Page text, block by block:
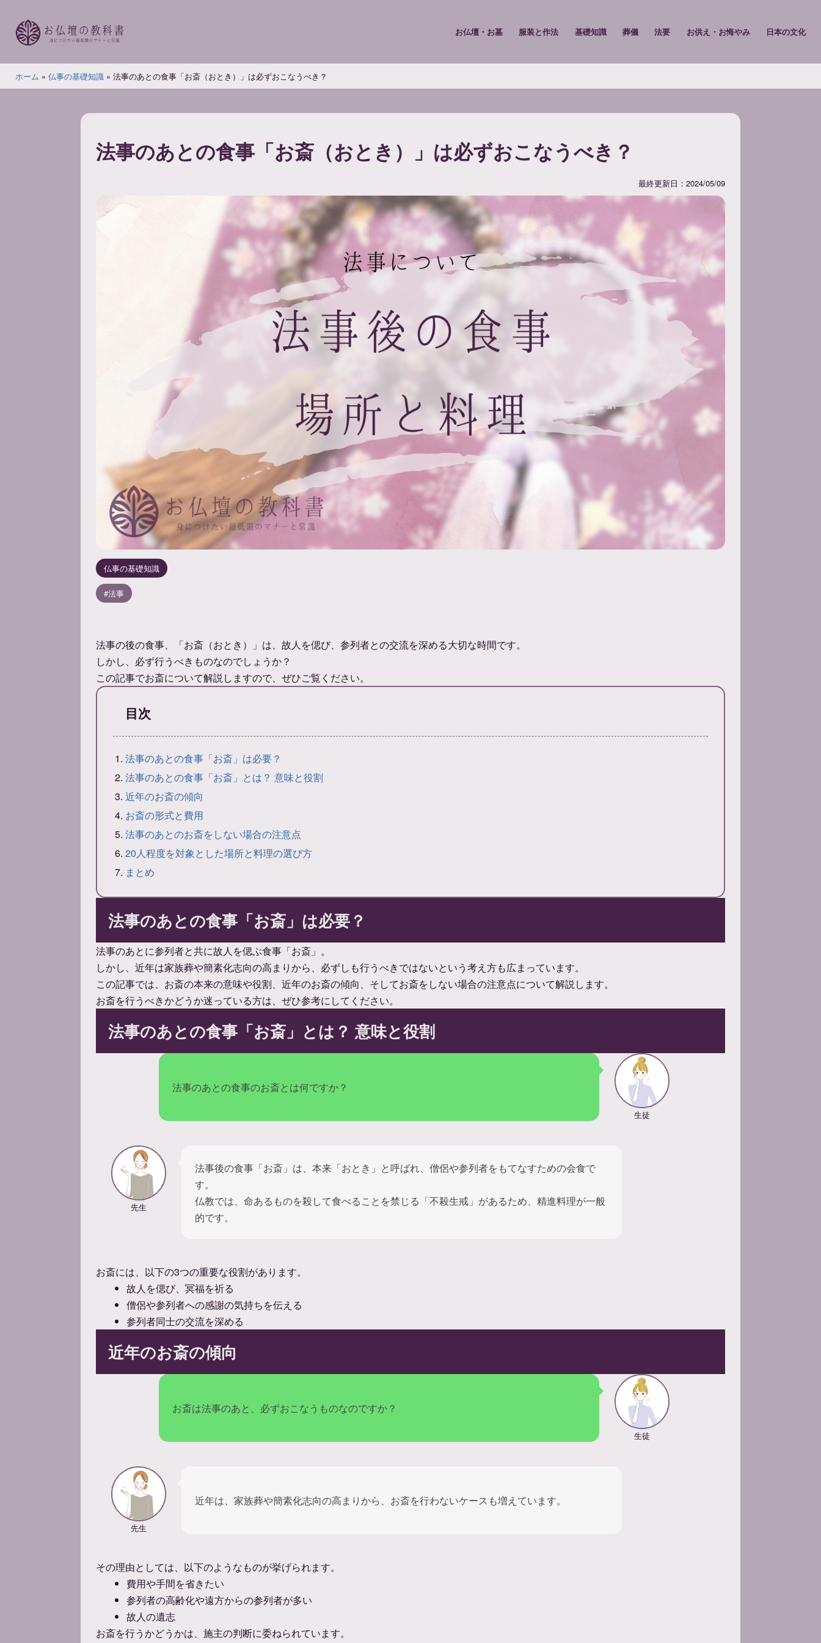
へ
お
仏
お仏壇・お墓 服装と作法 基礎知識 葬儀 法要 お供え・お悔やみ 日本の文化
ホーム » 仏事の基礎知識 » 法事のあとの食事「お斎（おとき）」は必ずおこなうべき？
法事のあとの食事「お斎（おとき）」は必ずおこなうべき？
最終更新日：2024/05/09
仏事の基礎知識
法事
法事の後の食事、「お斎（おとき）」は、故人を偲び、参列者との交流を深める大切な時間です。
しかし、必ず行うべきものなのでしょうか？
この記事でお斎について解説しますので、ぜひご覧ください。
目次
法事のあとの食事「お斎」は必要？
法事のあとの食事「お斎」とは？ 意味と役割
近年のお斎の傾向
お斎の形式と費用
法事のあとのお斎をしない場合の注意点
20人程度を対象とした場所と料理の選び方
まとめ
法事のあとの食事「お斎」は必要？
法事のあとに参列者と共に故人を偲ぶ食事「お斎」。
しかし、近年は家族葬や簡素化志向の高まりから、必ずしも行うべきではないという考え方も広まっています。
この記事では、お斎の本来の意味や役割、近年のお斎の傾向、そしてお斎をしない場合の注意点について解説します。
お斎を行うべきかどうか迷っている方は、ぜひ参考にしてください。
法事のあとの食事「お斎」とは？ 意味と役割
法事のあとの食事のお斎とは何ですか？
生徒
先生
法事後の食事「お斎」は、本来「おとき」と呼ばれ、僧侶や参列者をもてなすための会食で
す。
仏教では、命あるものを殺して食べることを禁じる「不殺生戒」があるため、精進料理が一般
的です。
お斎には、以下の3つの重要な役割があります。
故人を偲び、冥福を祈る
僧侶や参列者への感謝の気持ちを伝える
参列者同士の交流を深める
近年のお斎の傾向
お斎は法事のあと、必ずおこなうものなのですか？
生徒
先生
近年は、家族葬や簡素化志向の高まりから、お斎を行わないケースも増えています。
その理由としては、以下のようなものが挙げられます。
費用や手間を省きたい
参列者の高齢化や遠方からの参列者が多い
故人の遺志
お斎を行うかどうかは、施主の判断に委ねられています。